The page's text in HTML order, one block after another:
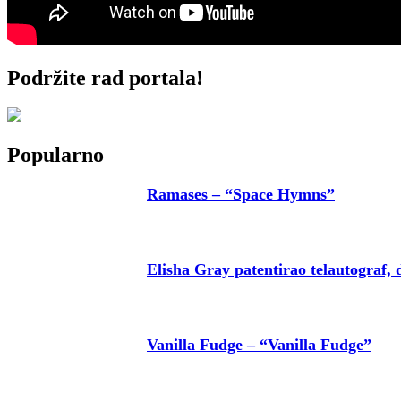
Podržite rad portala!
Popularno
Ramases – “Space Hymns”
Elisha Gray patentirao telautograf,
Vanilla Fudge – “Vanilla Fudge”